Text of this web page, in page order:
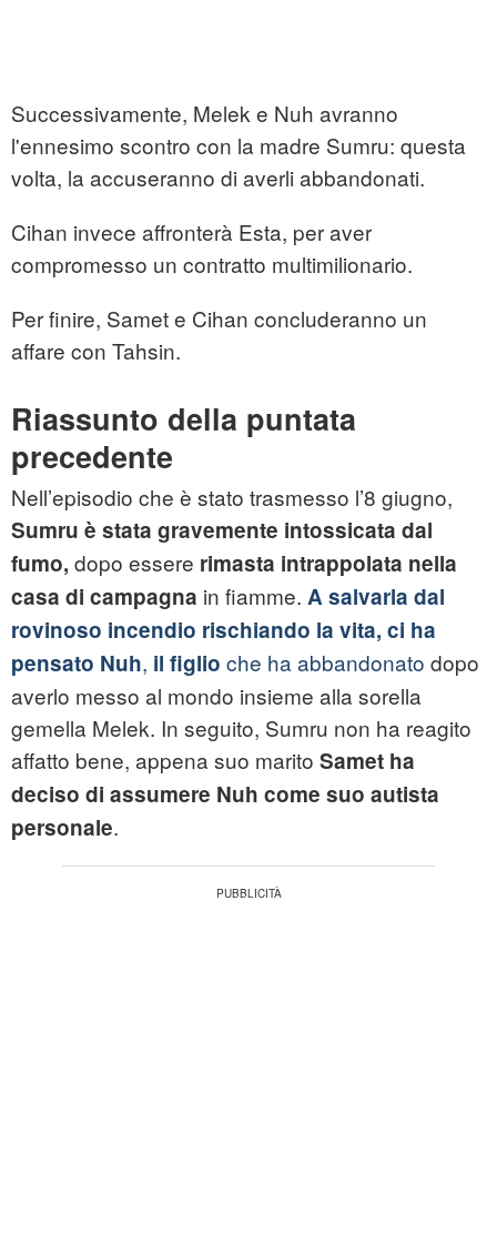
Successivamente, Melek e Nuh avranno
l'ennesimo scontro con la madre Sumru: questa
volta, la accuseranno di averli abbandonati.
Cihan invece affronterà Esta, per aver
compromesso un contratto multimilionario.
Per finire, Samet e Cihan concluderanno un
affare con Tahsin.
Riassunto della puntata
precedente
Nell’episodio che è stato trasmesso l’8 giugno,
Sumru è stata gravemente intossicata dal
fumo, dopo essere rimasta intrappolata nella
casa di campagna in fiamme. A salvarla dal
rovinoso incendio rischiando la vita, ci ha
pensato Nuh, il figlio che ha abbandonato dopo
averlo messo al mondo insieme alla sorella
gemella Melek. In seguito, Sumru non ha reagito
affatto bene, appena suo marito Samet ha
deciso di assumere Nuh come suo autista
personale.